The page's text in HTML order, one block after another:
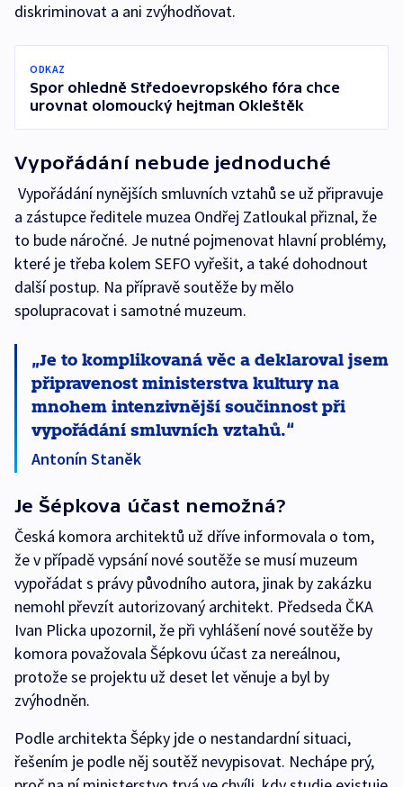
diskriminovat a ani zvýhodňovat.
ODKAZ
Spor ohledně Středoevropského fóra chce
urovnat olomoucký hejtman Okleštěk
Vypořádání nebude jednoduché
Vypořádání nynějších smluvních vztahů se už připravuje
a zástupce ředitele muzea Ondřej Zatloukal přiznal, že
to bude náročné. Je nutné pojmenovat hlavní problémy,
které je třeba kolem SEFO vyřešit, a také dohodnout
další postup. Na přípravě soutěže by mělo
spolupracovat i samotné muzeum.
Je to komplikovaná věc a deklaroval jsem
připravenost ministerstva kultury na
mnohem intenzivnější součinnost při
vypořádání smluvních vztahů.
Antonín Staněk
Je Šépkova účast nemožná?
Česká komora architektů už dříve informovala o tom,
že v případě vypsání nové soutěže se musí muzeum
vypořádat s právy původního autora, jinak by zakázku
nemohl převzít autorizovaný architekt. Předseda ČKA
Ivan Plicka upozornil, že při vyhlášení nové soutěže by
komora považovala Šépkovu účast za nereálnou,
protože se projektu už deset let věnuje a byl by
zvýhodněn.
Podle architekta Šépky jde o nestandardní situaci,
řešením je podle něj soutěž nevypisovat. Nechápe prý,